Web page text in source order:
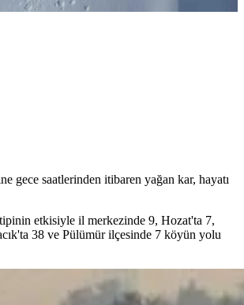
gece saatlerinden itibaren yağan kar, hayatı
etkisiyle il merkezinde 9, Hozat'ta 7,
38 ve Pülümür ilçesinde 7 köyün yolu